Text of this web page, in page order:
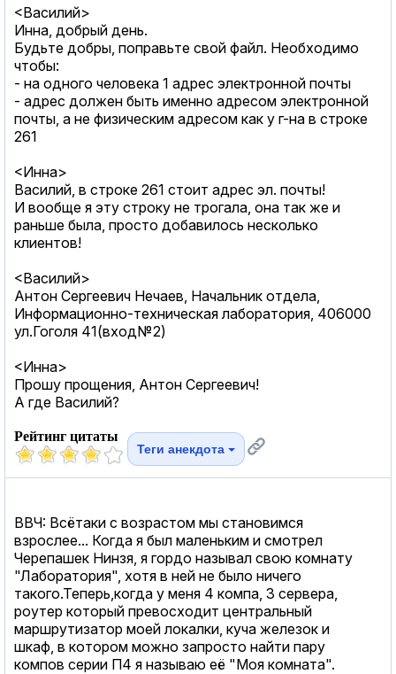
<Василий>
Инна, добрый день.
Будьте добры, поправьте свой файл. Необходимо
чтобы:
- на одного человека 1 адрес электронной почты
- адрес должен быть именно адресом электронной
почты, а не физическим адресом как у г-на в строке
261
<Инна>
Василий, в строке 261 стоит адрес эл. почты!
И вообще я эту строку не трогала, она так же и
раньше была, просто добавилось несколько
клиентов!
<Василий>
Антон Сергеевич Нечаев, Начальник отдела,
Информационно-техническая лаборатория, 406000
ул.Гоголя 41(вход№2)
<Инна>
Прошу прощения, Антон Сергеевич!
А где Василий?
Рейтинг цитаты
Теги анекдота
ВВЧ: Всётаки с возрастом мы становимся
взрослее... Когда я был маленьким и смотрел
Черепашек Нинзя, я гордо называл свою комнату
"Лаборатория", хотя в ней не было ничего
такого.Теперь,когда у меня 4 компа, 3 сервера,
роутер который превосходит центральный
маршрутизатор моей локалки, куча железок и
шкаф, в котором можно запросто найти пару
компов серии П4 я называю её "Моя комната".